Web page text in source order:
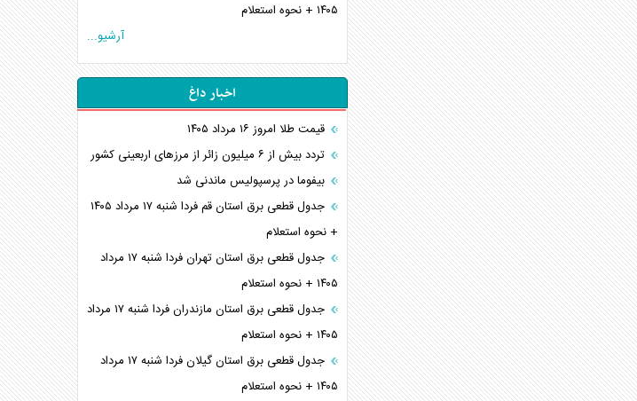
۱۴۰۵ + نحوه استعلام
آرشیو...
اخبار داغ
قیمت طلا امروز ۱۶ مرداد ۱۴۰۵
تردد بیش از ۶ میلیون زائر از مرزهای اربعینی کشور
بیفوما در پرسپولیس ماندنی شد
جدول قطعی برق استان قم فردا شنبه ۱۷ مرداد ۱۴۰۵
+ نحوه استعلام
جدول قطعی برق استان تهران فردا شنبه ۱۷ مرداد
۱۴۰۵ + نحوه استعلام
جدول قطعی برق استان مازندران فردا شنبه ۱۷ مرداد
۱۴۰۵ + نحوه استعلام
جدول قطعی برق استان گیلان فردا شنبه ۱۷ مرداد
۱۴۰۵ + نحوه استعلام